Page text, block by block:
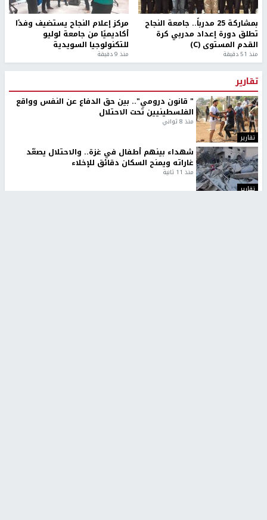
بمشاركة 25 مدرباً.. جامعة النجاح
تطلق دورة إعداد مدربي كرة
القدم المستوى (C)
منذ 51 دقيقة
مركز إعلام النجاح يستضيف وفدًا
أكاديميًا من جامعة لوليو
للتكنولوجيا السويدية
منذ 9 دقيقة
تقارير
تقارير
" قانون درومي".. بين حق الدفاع عن النفس وواقع
الفلسطينيين تحت الاحتلال
منذ 8 ثواني
تقارير
شهداء بينهم أطفال في غزة.. والاحتلال يصعّد
غاراته ويمنح السكان دقائق للإخلاء
منذ 11 ثانية